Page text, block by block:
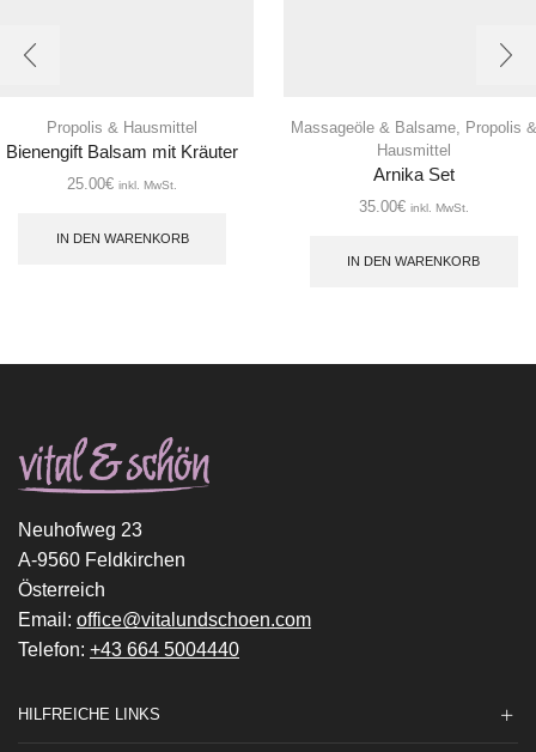
Propolis & Hausmittel
Bienengift Balsam mit Kräuter
25.00€ inkl. MwSt.
IN DEN WARENKORB
Massageöle & Balsame, Propolis &
Hausmittel
Arnika Set
35.00€ inkl. MwSt.
IN DEN WARENKORB
Neuhofweg 23
A-9560 Feldkirchen
Österreich
Email: office@vitalundschoen.com
Telefon: +43 664 5004440
HILFREICHE LINKS